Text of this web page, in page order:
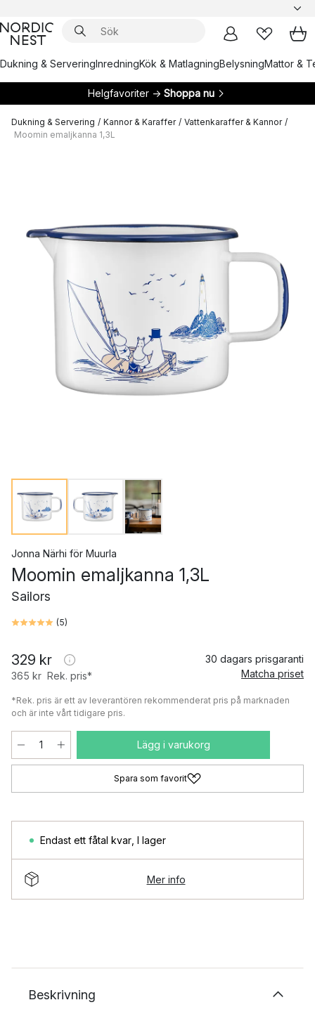
Dukning & ServeringInredningKök & MatlagningBelysningMattor &
Helgfavoriter → Shoppa nu
Dukning & Servering / Kannor & Karaffer / Vattenkaraffer & Kannor /
Moomin emaljkanna 1,3L
Jonna Närhi för Muurla
Moomin emaljkanna 1,3L
Sailors
(5)
329 kr
365 kr Rek. pris*
30 dagars prisgaranti
Matcha priset
*Rek. pris är ett av leverantören rekommenderat pris på marknaden
och är inte vårt tidigare pris.
Lägg i varukorg
Spara som favorit
Endast ett fåtal kvar I lager
Mer info
Beskrivning